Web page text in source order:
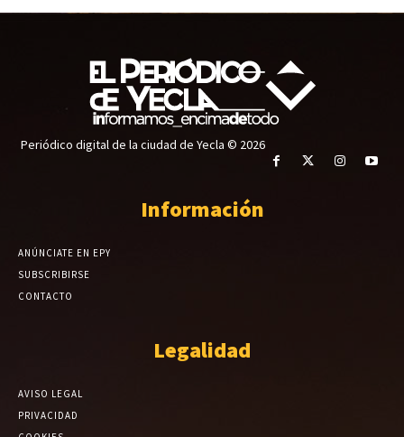
Periódico digital de la ciudad de Yecla © 2026
Información
ANÚNCIATE EN EPY
SUBSCRIBIRSE
CONTACTO
Legalidad
AVISO LEGAL
PRIVACIDAD